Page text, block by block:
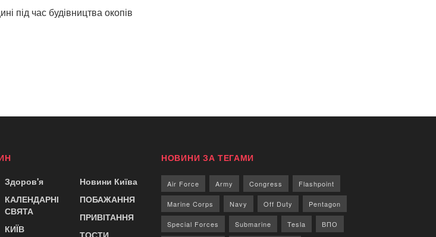
під час будівництва окопів
Здоров'я
КАЛЕНДАРНІ
СВЯТА
КИЇВ
Новини Київа
ПОБАЖАННЯ
ПРИВІТАННЯ
ТОСТИ
НОВИНИ ЗА ТЕГАМИ
Air Force Army Congress Flashpoint
Marine Corps Navy Off Duty Pentagon
Special Forces Submarine Tesla ВПО